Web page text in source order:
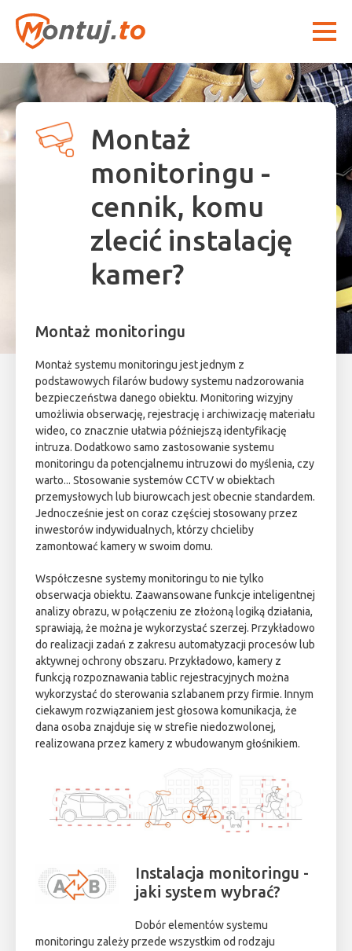
Montaż
monitoringu -
cennik, komu
zlecić instalację
kamer?
Montaż monitoringu
Montaż systemu monitoringu jest jednym z
podstawowych filarów budowy systemu nadzorowania
bezpieczeństwa danego obiektu. Monitoring wizyjny
umożliwia obserwację, rejestrację i archiwizację materiału
wideo, co znacznie ułatwia późniejszą identyfikację
intruza. Dodatkowo samo zastosowanie systemu
monitoringu da potencjalnemu intruzowi do myślenia, czy
warto... Stosowanie systemów CCTV w obiektach
przemysłowych lub biurowcach jest obecnie standardem.
Jednocześnie jest on coraz częściej stosowany przez
inwestorów indywidualnych, którzy chcieliby
zamontować kamery w swoim domu.
Współczesne systemy monitoringu to nie tylko
obserwacja obiektu. Zaawansowane funkcje inteligentnej
analizy obrazu, w połączeniu ze złożoną logiką działania,
sprawiają, że można je wykorzystać szerzej. Przykładowo
do realizacji zadań z zakresu automatyzacji procesów lub
aktywnej ochrony obszaru. Przykładowo, kamery z
funkcją rozpoznawania tablic rejestracyjnych można
wykorzystać do sterowania szlabanem przy firmie. Innym
ciekawym rozwiązaniem jest głosowa komunikacja, że
dana osoba znajduje się w strefie niedozwolonej,
realizowana przez kamery z wbudowanym głośnikiem.
Instalacja monitoringu -
jaki system wybrać?
Dobór elementów systemu
monitoringu zależy przede wszystkim od rodzaju